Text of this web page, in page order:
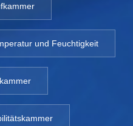
und Feuchtigkeit